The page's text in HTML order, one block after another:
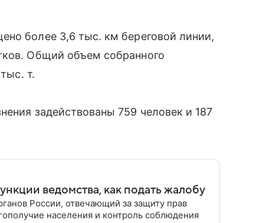
более 3,6 тыс. км береговой линии,
Общий объем собранного
т.
задействованы 759 человек и 187
ведомства, как подать жалобу
России, отвечающий за защиту прав
населения и контроль соблюдения